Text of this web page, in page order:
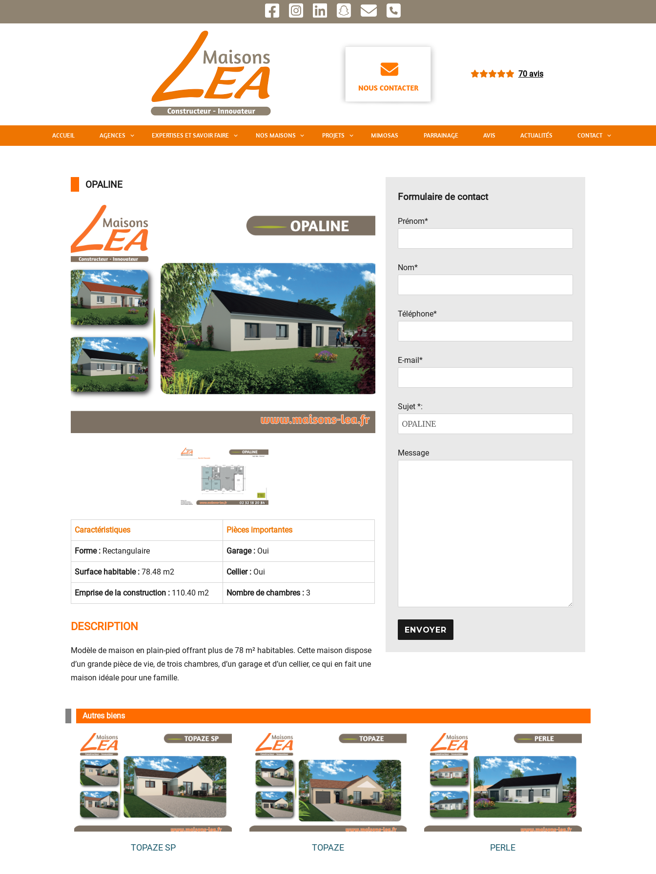
70 avis
ACCUEIL AGENCES EXPERTISES ET SAVOIR FAIRE NOS MAISONS PROJETS MIMOSAS PARRAINAGE AVIS ACTUALITÉS CONTACT
OPALINE
Caractéristiques Pièces importantes
Forme : Rectangulaire Garage : Oui
Surface habitable :78.48 m2 Cellier : Oui
Emprise de la construction : 110.40 m2 Nombre de chambres :3
DESCRIPTION
Modèle de maison en plain-pied offrant plus de 78 m² habitables. Cette maison dispose
d’un grande pièce de vie, de trois chambres, d’un garage et d’un cellier, ce qui en fait une
maison idéale pour une famille.
Formulaire de contact
Prénom*
Nom*
Téléphone*
E-mail*
Sujet *:
Message
t
v
e
:
Autres biens
TOPAZE SP TOPAZE PERLE